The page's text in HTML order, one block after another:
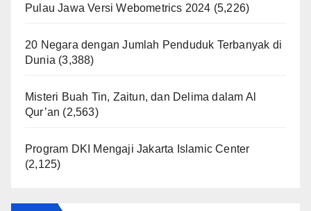
Pulau Jawa Versi Webometrics 2024 (5,226)
20 Negara dengan Jumlah Penduduk Terbanyak di
Dunia (3,388)
Misteri Buah Tin, Zaitun, dan Delima dalam Al
Qur’an (2,563)
Program DKI Mengaji Jakarta Islamic Center
(2,125)